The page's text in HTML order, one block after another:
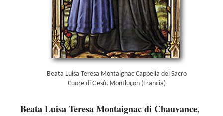
Beata Luisa Teresa Montaignac Cappella del Sacro
Cuore di Gesù, Montluçon (Francia)
Beata Luisa Teresa Montaignac di Chauvance,